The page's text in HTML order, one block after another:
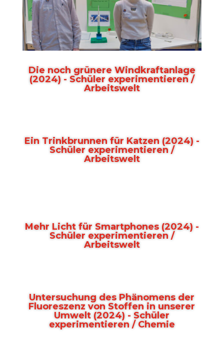
Die noch grünere Windkraftanlage
(2024) - Schüler experimentieren /
Arbeitswelt
Ein Trinkbrunnen für Katzen (2024) -
Schüler experimentieren /
Arbeitswelt
Mehr Licht für Smartphones (2024) -
Schüler experimentieren /
Arbeitswelt
Untersuchung des Phänomens der
Fluoreszenz von Stoffen in unserer
Umwelt (2024) - Schüler
experimentieren / Chemie